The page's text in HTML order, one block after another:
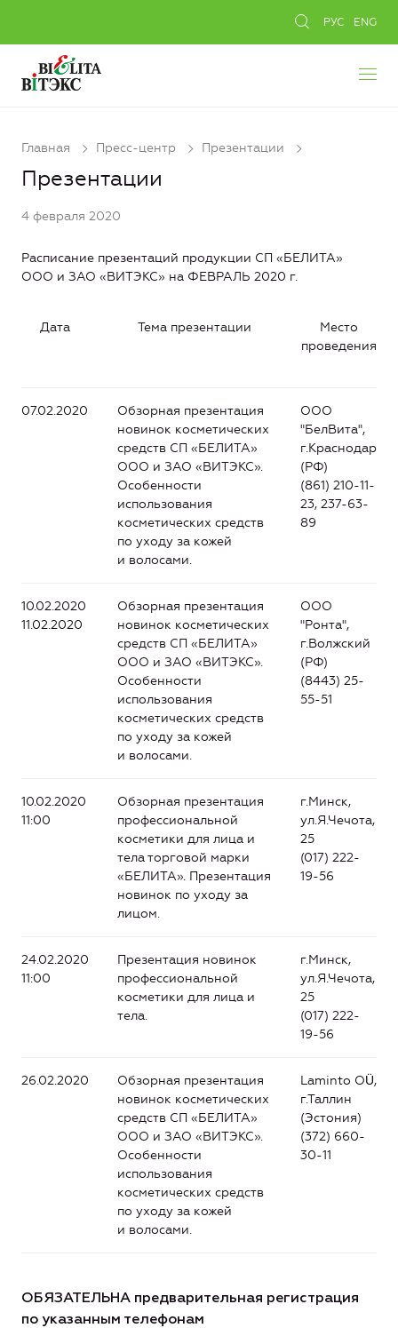
РУС ENG
Главная Пресс-центр Презентации
Презентации
4 февраля 2020
Расписание презентаций продукции СП «БЕЛИТА»
ООО и ЗАО «ВИТЭКС» на ФЕВРАЛЬ 2020 г.
Дата Тема презентации
Место
проведения
07.02.2020
Обзорная презентация
новинок косметических
средств СП «БЕЛИТА»
ООО и ЗАО «ВИТЭКС».
Особенности
использования
косметических средств
по уходу за кожей
и волосами.
ООО
"БелВита",
г.Краснодар
(РФ)
(861) 210-11-
23, 237-63-
89
10.02.2020
11.02.2020
Обзорная презентация
новинок косметических
средств СП «БЕЛИТА»
ООО и ЗАО «ВИТЭКС».
Особенности
использования
косметических средств
по уходу за кожей
и волосами.
ООО
"Ронта",
г.Волжский
(РФ)
(8443) 25-
55-51
10.02.2020
11:00
Обзорная презентация
профессиональной
косметики для лица и
тела торговой марки
«БЕЛИТА». Презентация
новинок по уходу за
лицом.
г.Минск,
ул.Я.Чечота,
25
(017) 222-
19-56
24.02.2020
11:00
Презентация новинок
профессиональной
косметики для лица и
тела.
г.Минск,
ул.Я.Чечота,
25
(017) 222-
19-56
26.02.2020
Обзорная презентация
новинок косметических
средств СП «БЕЛИТА»
ООО и ЗАО «ВИТЭКС».
Особенности
использования
косметических средств
по уходу за кожей
и волосами.
Laminto OÜ,
г.Таллин
(Эстония)
(372) 660-
30-11
ОБЯЗАТЕЛЬНА предварительная регистрация
по указанным телефонам